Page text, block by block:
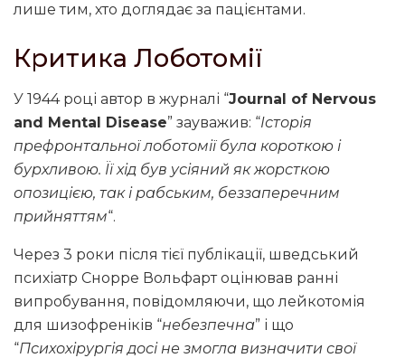
лише тим, хто доглядає за пацієнтами.
Критика Лоботомії
У 1944 році автор в журналі “Journal of Nervous
and Mental Disease” зауважив: “Історія
префронтальної лоботомії була короткою і
бурхливою. Її хід був усіяний як жорсткою
опозицією, так і рабським, беззаперечним
прийняттям“.
Через 3 роки після тієї публікації, шведський
психіатр Снорре Вольфарт оцінював ранні
випробування, повідомляючи, що лейкотомія
для шизофреніків “небезпечна” і що
“Психохірургія досі не змогла визначити свої